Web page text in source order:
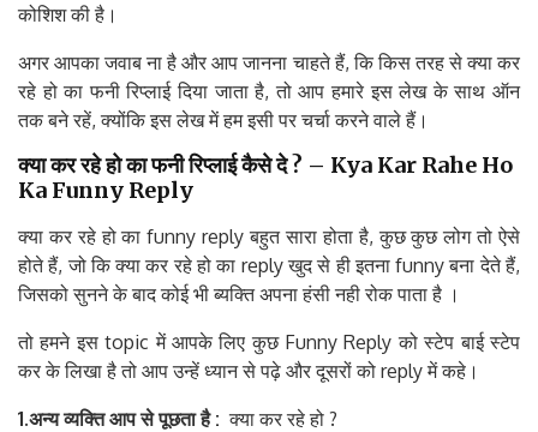
कोशिश की है।
अगर आपका जवाब ना है और आप जानना चाहते हैं, कि किस तरह से क्या कर
रहे हो का फनी रिप्लाई दिया जाता है, तो आप हमारे इस लेख के साथ ऑन
तक बने रहें, क्योंकि इस लेख में हम इसी पर चर्चा करने वाले हैं।
क्याकररहेहोकाफनीरिप्लाईकैसेदे? – Kya Kar Rahe Ho
Ka Funny Reply
क्या कर रहे हो का funny reply बहुत सारा होता है, कुछ कुछ लोग तो ऐसे
होते हैं, जो कि क्या कर रहे हो का reply खुद से ही इतना funny बना देते हैं,
जिसको सुनने के बाद कोई भी ब्यक्ति अपना हंसी नही रोक पाता है ।
तो हमने इस topic में आपके लिए कुछ Funny Reply को स्टेप बाई स्टेप
कर के लिखा है तो आप उन्हें ध्यान से पढ़े और दूसरों को reply में कहे।
1.अन्य व्यक्ति आप से पूछता है: क्या कर रहे हो ?